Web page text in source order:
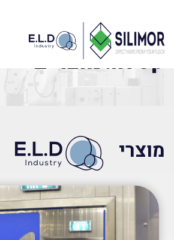
מוצרים
קטלוג מוצרים
מוצרי